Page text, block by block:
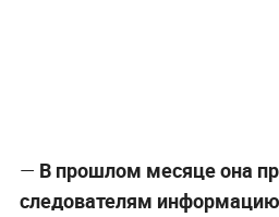
— В прошлом месяце она
следователям